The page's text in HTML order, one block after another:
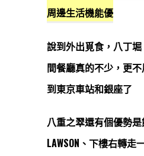
周邊生活機能優
說到外出覓食，八丁
間餐廳真的不少，更
到東京車站和銀座了
八重之翠還有個優勢
LAWSON、下樓右轉